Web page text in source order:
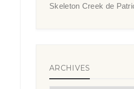
Skeleton Creek de
ARCHIVES